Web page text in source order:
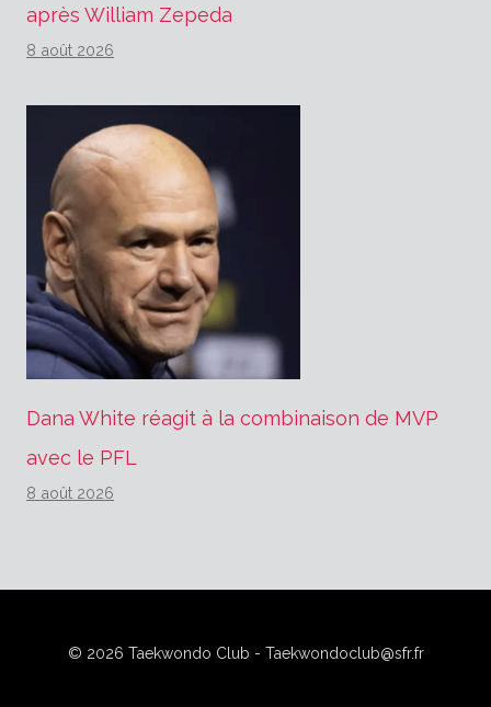
après William Zepeda
8 août 2026
Dana White réagit à la combinaison de MVP
avec le PFL
8 août 2026
© 2026 Taekwondo Club - Taekwondoclub@sfr.fr